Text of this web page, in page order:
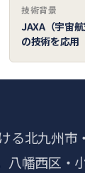
技術背景
JAXA（宇宙航
の技術を応用
る北九州市
八幡西区・